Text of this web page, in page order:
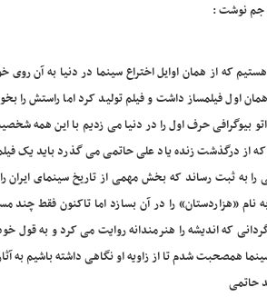
جم نوشت :
که از همان اوایل اختراع سینما در دنیا به آن
اول فیلمساز داشت و فیلم تولید کرد اما راستش را
اتو بیوگرافی حرف اول را در دنیا می زدیم با این همه
بعد از ۲۵ سال که از درگذشت زنده یاد علی حاتمی می گذرد
را به ثبت رساند که بخش مهمی از تاریخ سینمای
نام «هزاردستان» را در آن بسازد اما تاکنون فقط
که اندیشه را هنرمندانه روایت می کرد و به
همصحبت شدم تا از زاویه او نگاهی داشته باشیم به
حاتمی